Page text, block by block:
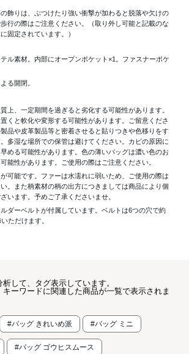
飾りは、ぶつけたり強い衝撃が加わると脱落や欠けの
行の際はご注意ください。（取り外し可能と記載のな
固定されています。）
ル素材。内部にオープンポケット×1。ファスナーポケ
る開閉。
上、一定期間を過ぎると劣化する可能性があります。
くと軟化や変形する可能性があります。ご留意くださ
品や皮革製品等と密着させると貼りつきや色移りをす
多湿な場所での保管は避けてください。カビの原因に
める可能性があります。色の薄いバッグは濃い色のお
能性があります。ご使用の際はご注意ください。
可能です。ファーは水濡れに弱いため、ご使用の際は
。また柄素材の柄の出方につきましては商品により個
います。予めご了承くださいませ。
ダーベルトが付属しています。ベルトは6つの穴で約
ただけます。
して、タグ表示しています。
ーワードに関連した商品が一覧で表示されま
#バッグ きれいめ派 #バッグ ミニ
#バッグ ゴウヒスムース